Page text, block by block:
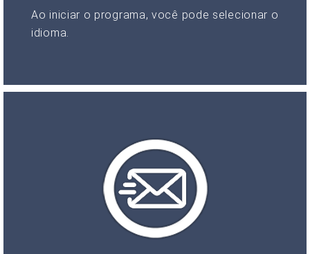
Ao iniciar o programa, você pode selecionar o
idioma.